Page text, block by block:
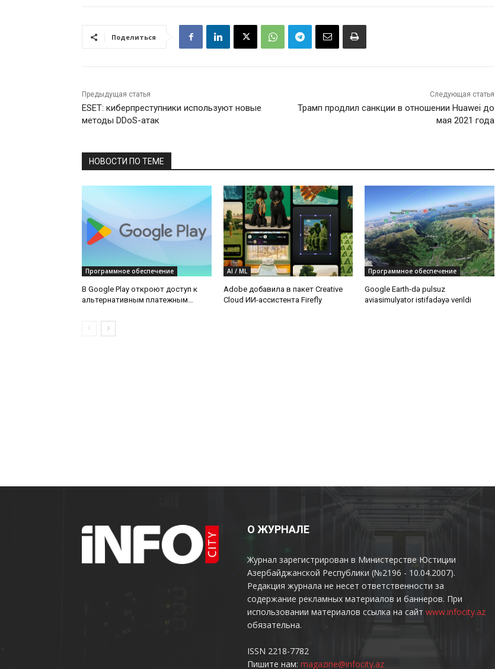
Поделиться
Предыдущая статья
ESET: киберпреступники используют новые
методы DDoS-атак
Следующая статья
Трамп продлил санкции в отношении Huawei до
мая 2021 года
НОВОСТИ ПО ТЕМЕ
Программное обеспечение
В Google Play откроют доступ к
альтернативным платежным
комиссии для разработчиков
AI / ML
Adobe добавила в пакет Creative
Cloud ИИ-ассистента Firefly
Программное обеспечение
Google Earth-də pulsuz
aviasimulyator istifadəyə verildi
О ЖУРНАЛЕ
Журнал зарегистрирован в Министерстве Юстиции
Азербайджанской Республики (№2196 - 10.04.2007).
Редакция журнала не несет ответственности за
содержание рекламных материалов и баннеров. При
использовании материалов ссылка на сайт www.infocity.az
обязательна.
ISSN 2218-7782
Пишите нам: magazine@infocity.az